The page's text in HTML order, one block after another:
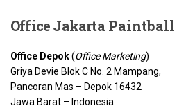
Office JakartaPaintball
Office Depok(Office Marketing)
Griya Devie Blok C No. 2 Mampang,
Pancoran Mas – Depok 16432
Jawa Barat – Indonesia